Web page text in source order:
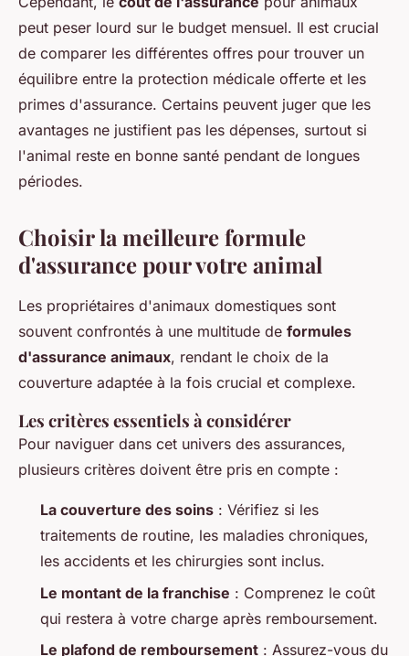
peut peser lourd sur le budget mensuel. Il est crucial
de comparer les différentes offres pour trouver un
équilibre entre la protection médicale offerte et les
primes d'assurance. Certains peuvent juger que les
avantages ne justifient pas les dépenses, surtout si
l'animal reste en bonne santé pendant de longues
périodes.
Choisir la meilleure formule
d'assurance pour votre animal
Les propriétaires d'animaux domestiques sont
souvent confrontés à une multitude de formules
d'assurance animaux, rendant le choix de la
couverture adaptée à la fois crucial et complexe.
Les critères essentiels à considérer
Pour naviguer dans cet univers des assurances,
plusieurs critères doivent être pris en compte :
La couverture des soins : Vérifiez si les
traitements de routine, les maladies chroniques,
les accidents et les chirurgies sont inclus.
Le montant de la franchise : Comprenez le coût
qui restera à votre charge après remboursement.
Le plafond de remboursement : Assurez-vous du